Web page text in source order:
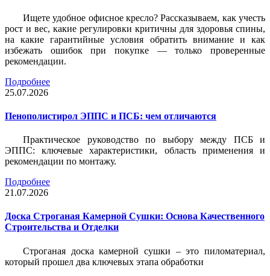
Ищете удобное офисное кресло? Рассказываем, как учесть
рост и вес, какие регулировки критичны для здоровья спины,
на какие гарантийные условия обратить внимание и как
избежать ошибок при покупке — только проверенные
рекомендации.
Подробнее
25.07.2026
Пенополистирол ЭППС и ПСБ: чем отличаются
Практическое руководство по выбору между ПСБ и
ЭППС: ключевые характеристики, область применения и
рекомендации по монтажу.
Подробнее
21.07.2026
Доска Строганая Камерной Сушки: Основа Качественного
Строительства и Отделки
Строганая доска камерной сушки – это пиломатериал,
который прошел два ключевых этапа обработки